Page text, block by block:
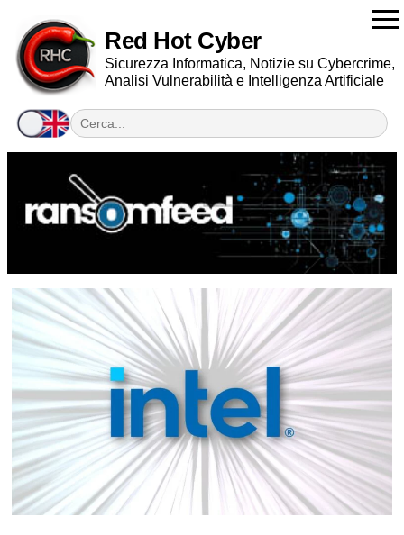
Red Hot Cyber
Sicurezza Informatica, Notizie su Cybercrime,
Analisi Vulnerabilità e Intelligenza Artificiale